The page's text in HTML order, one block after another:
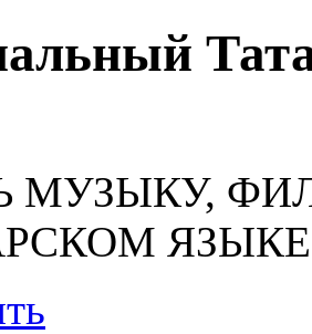
МУЗЫКУ,
ЯЗЫКЕ